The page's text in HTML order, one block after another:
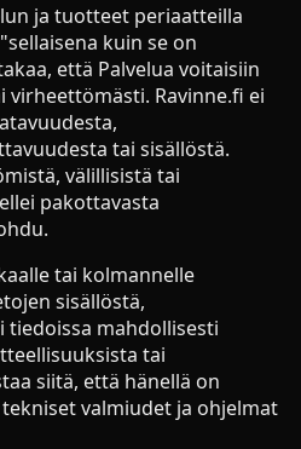
ja tuotteet periaatteilla
kuin se on
että Palvelua voitaisiin
virheettömästi. Ravinne.fi ei
tai sisällöstä.
välillisistä tai
pakottavasta
tai kolmannelle
sisällöstä,
tiedoissa mahdollisesti
tai
siitä, että hänellä on
valmiudet ja ohjelmat